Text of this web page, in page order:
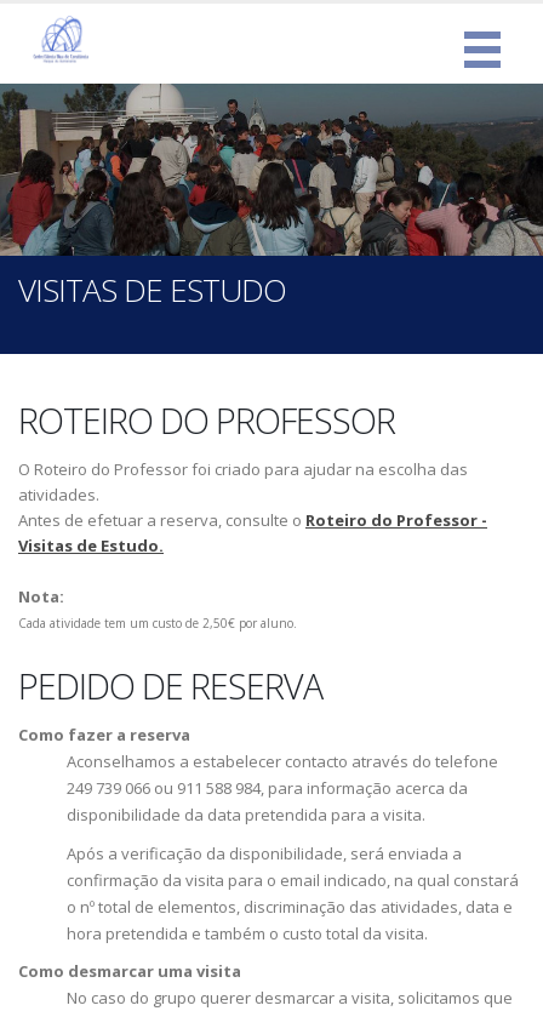
VISITAS DE ESTUDO
ROTEIRO DO PROFESSOR
O Roteiro do Professor foi criado para ajudar na escolha das
atividades.
Antes de efetuar a reserva, consulte o Roteiro do Professor -
Visitas de Estudo.
Nota:
Cada atividade tem um custo de 2,50€ por aluno.
PEDIDO DE RESERVA
Como fazer a reserva
Aconselhamos a estabelecer contacto através do telefone
249 739 066 ou 911 588 984, para informação acerca da
disponibilidade da data pretendida para a visita.
Após a verificação da disponibilidade, será enviada a
confirmação da visita para o email indicado, na qual constará
o nº total de elementos, discriminação das atividades, data e
hora pretendida e também o custo total da visita.
Como desmarcar uma visita
No caso do grupo querer desmarcar a visita, solicitamos que